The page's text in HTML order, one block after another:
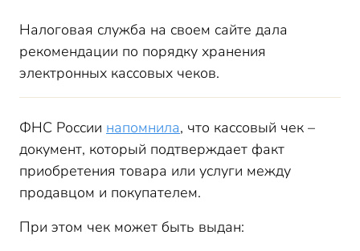
Налоговая служба на своем сайте дала
рекомендации по порядку хранения
электронных кассовых чеков.
ФНС России напомнила, что кассовый чек –
документ, который подтверждает факт
приобретения товара или услуги между
продавцом и покупателем.
При этом чек может быть выдан: